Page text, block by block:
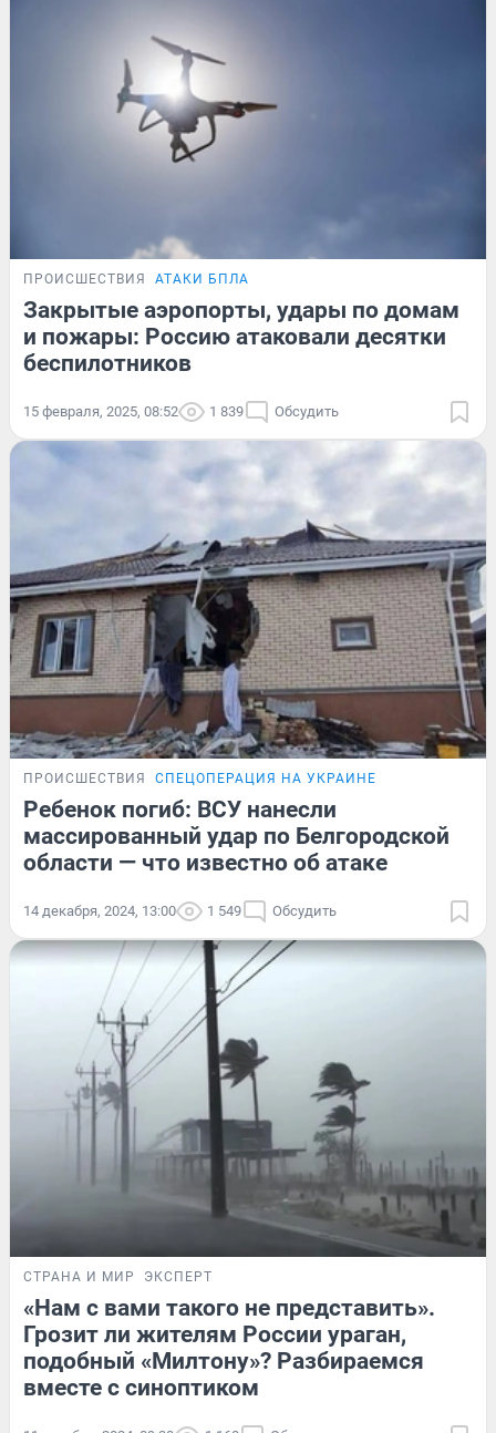
ПРОИСШЕСТВИЯ АТАКИ БПЛА
Закрытые аэропорты, удары по домам
и пожары: Россию атаковали десятки
беспилотников
15 февраля, 2025, 08:52 1 839 Обсудить
ПРОИСШЕСТВИЯ СПЕЦОПЕРАЦИЯ НА УКРАИНЕ
Ребенок погиб: ВСУ нанесли
массированный удар по Белгородской
области — что известно об атаке
14 декабря, 2024, 13:00 1 549 Обсудить
СТРАНА И МИР ЭКСПЕРТ
«Нам с вами такого не представить».
Грозит ли жителям России ураган,
подобный «Милтону»? Разбираемся
вместе с синоптиком